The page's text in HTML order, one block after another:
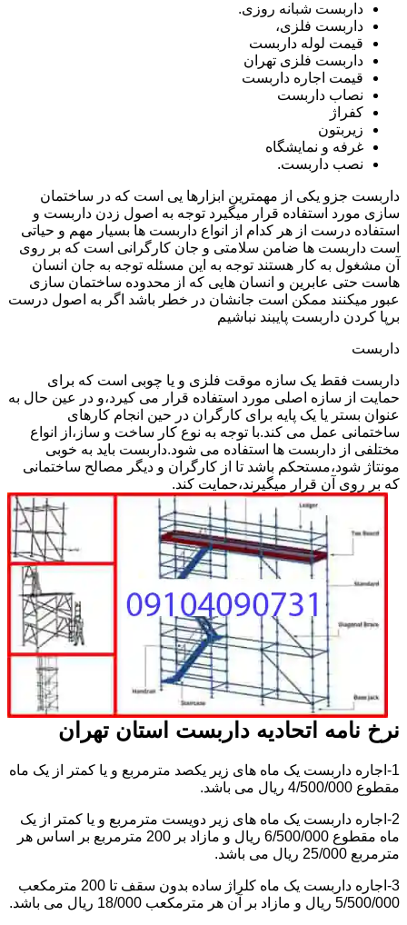
داربست شبانه روزی.
داربست فلزی،
قیمت لوله داربست
داربست فلزی تهران
قیمت اجاره داربست
نصاب داربست
کفراژ
زیربتون
غرفه و نمایشگاه
نصب داربست.
داربست جزو یکی از مهمترین ابزارها یی است که در ساختمان
سازی مورد استفاده قرار میگیرد توجه به اصول زدن داربست و
استفاده درست از هر کدام از انواع داربست ها بسیار مهم و حیاتی
است داربست ها ضامن سلامتی و جان کارگرانی است که بر روی
آن مشغول به کار هستند توجه به این مسئله توجه به جان انسان
هاست حتی عابرین و انسان هایی که از محدوده ساختمان سازی
عبور میکنند ممکن است جانشان در خطر باشد اگر به اصول درست
برپا کردن داربست پایبند نباشیم
داربست
داربست فقط یک سازه موقت فلزی و یا چوبی است که برای
حمایت از سازه اصلی مورد استفاده قرار می کیرد،و در عین حال به
عنوان بستر یا یک پایه برای کارگران در حین انجام کارهای
ساختمانی عمل می کند.با توجه به نوع کار ساخت و ساز،از انواع
مختلفی از داربست ها استفاده می شود.داربست باید به خوبی
مونتاژ شود،مستحکم باشد تا از کارگران و دیگر مصالح ساختمانی
که بر روی آن قرار میگیرند،حمایت کند.
نرخ نامه اتحادیه داربست استان تهران
1-اجاره داربست یک ماه های زیر یکصد مترمربع و یا کمتر از یک ماه
مقطوع 4/500/000 ریال می باشد.
2-اجاره داربست یک ماه های زیر دویست مترمربع و یا کمتر از یک
ماه مقطوع 6/500/000 ریال و مازاد بر 200 مترمربع بر اساس هر
مترمربع 25/000 ریال می باشد.
3-اجاره داربست یک ماه کلراژ ساده بدون سقف تا 200 مترمکعب
5/500/000 ریال و مازاد بر آن هر مترمکعب 18/000 ریال می باشد.